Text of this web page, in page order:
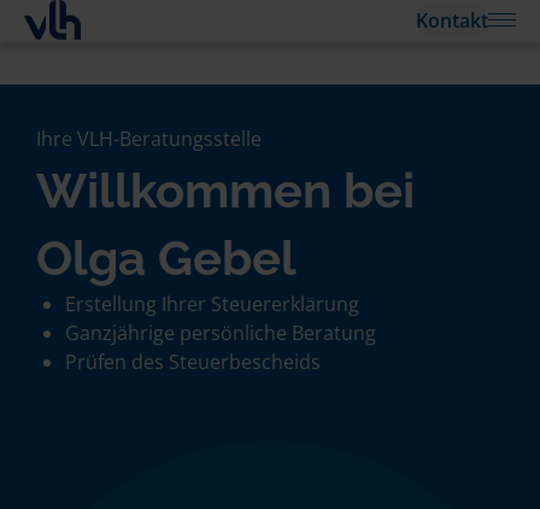
Kontakt
Ihre VLH-Beratungsstelle
Willkommen bei
Olga Gebel
Erstellung Ihrer Steuererklärung
Ganzjährige persönliche Beratung
Prüfen des Steuerbescheids